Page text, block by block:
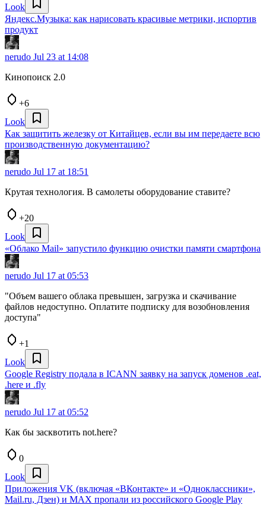
Look
Яндекс.Музыка: как нарисовать красивые метрики, испортив
продукт
nerudo Jul 23 at 14:08
Кинопоиск 2.0
+6
Look
Как защитить железку от Китайцев, если вы им передаете всю
производственную документацию?
nerudo Jul 17 at 18:51
Крутая технология. В самолеты оборудование ставите?
+20
Look
«Облако Mail» запустило функцию очистки памяти смартфона
nerudo Jul 17 at 05:53
"Объем вашего облака превышен, загрузка и скачивание
файлов недоступно. Оплатите подписку для возобновления
доступа"
+1
Look
Google Registry подала в ICANN заявку на запуск доменов .eat,
.here и .fly
nerudo Jul 17 at 05:52
Как бы засквотить not.here?
0
Look
Приложения VK (включая «ВКонтакте» и «Одноклассники»,
Mail.ru, Дзен) и MAX пропали из российского Google Play